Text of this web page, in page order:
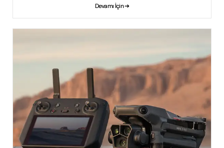
Devamı İçin ➔